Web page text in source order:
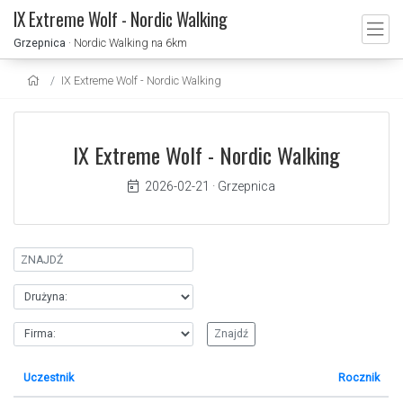
IX Extreme Wolf - Nordic Walking
Grzepnica · Nordic Walking na 6km
IX Extreme Wolf - Nordic Walking
IX Extreme Wolf - Nordic Walking
2026-02-21 · Grzepnica
Uczestnik Rocznik